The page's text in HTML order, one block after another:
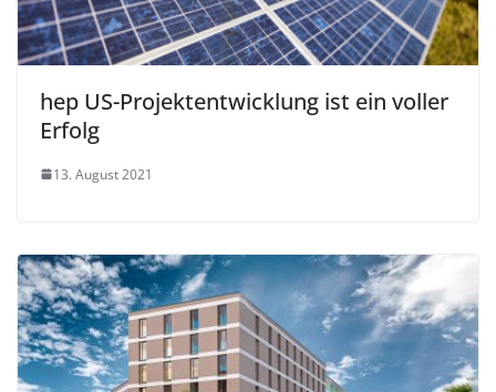
hep US-Projektentwicklung ist ein voller
Erfolg
13. August 2021